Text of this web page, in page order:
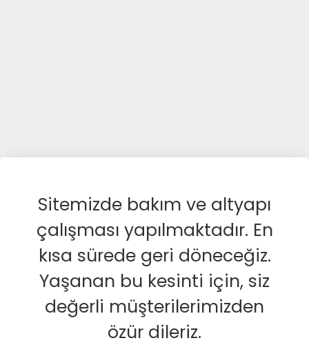
Sitemizde bakım ve altyapı
çalışması yapılmaktadır. En
kısa sürede geri döneceğiz.
Yaşanan bu kesinti için, siz
değerli müşterilerimizden
özür dileriz.